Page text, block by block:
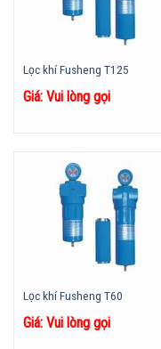
Lọc khí Fusheng T125
Giá: Vui lòng gọi
Lọc khí Fusheng T60
Giá: Vui lòng gọi